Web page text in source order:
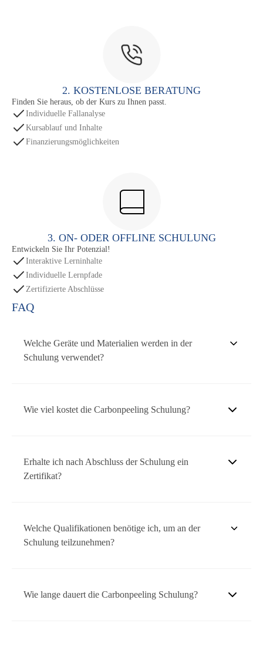
2. KOSTENLOSE BERATUNG
Finden Sie heraus, ob der Kurs zu Ihnen passt.
Individuelle Fallanalyse
Kursablauf und Inhalte
Finanzierungsmöglichkeiten
3. ON- ODER OFFLINE SCHULUNG
Entwickeln Sie Ihr Potenzial!
Interaktive Lerninhalte
Individuelle Lernpfade
Zertifizierte Abschlüsse
FAQ
Welche Geräte und Materialien werden in der
Schulung verwendet?
Anbietern und stellen sicher, dass Sie mit modernster
Wie viel kostet die Carbonpeeling Schulung?
€600, die Basiskurs + Starter-Set €750, und das
Erhalte ich nach Abschluss der Schulung ein
Zertifikat?
Zertifikat, das Ihre Qualifikation und Ihr Fachwissen im Bereich
Carbonpeeling offiziell bestätigt.
Welche Qualifikationen benötige ich, um an der
Schulung teilzunehmen?
Schulung richtet sich an Einsteiger sowie erfahrene
Wie lange dauert die Carbonpeeling Schulung?